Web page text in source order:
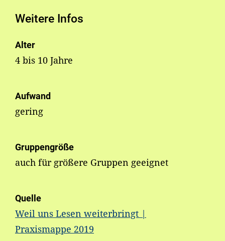
Weitere Infos
Alter
4 bis 10 Jahre
Aufwand
gering
Gruppengröße
auch für größere Gruppen geeignet
Quelle
Weil uns Lesen weiterbringt |
Praxismappe 2019